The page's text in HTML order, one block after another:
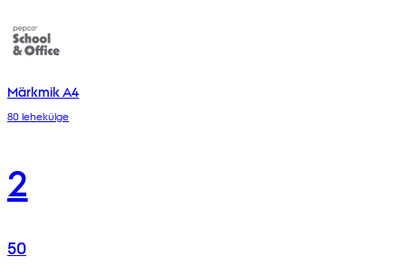
Märkmik A4
80 lehekülge
2
50